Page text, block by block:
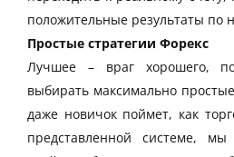
положительные результаты по
Простые стратегии Форекс
Лучшее – враг хорошего,
выбирать максимально
даже новичок поймет, как
представленной системе, мы